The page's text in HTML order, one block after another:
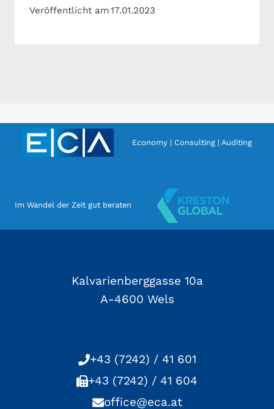
Veröffentlicht am17.01.2023
Economy | Consulting | Auditing
Im Wandel der Zeit gut beraten
Kalvarienberggasse 10a
A-4600 Wels
+43 (7242) / 41 601
+43 (7242) / 41 604
office@eca.at